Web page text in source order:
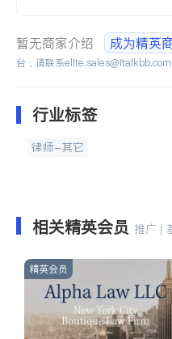
暂无商家介绍 成为精英
台，请联系elite.sales@italkbb.com
行业标签
律师-其它
相关精英会员 推广 |
精英会员